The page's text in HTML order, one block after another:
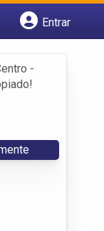
Entrar
-